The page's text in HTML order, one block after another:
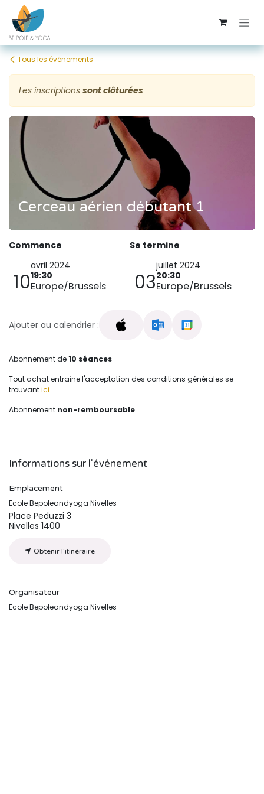
Se rendre au contenu
Tous les événements
Les inscriptions sont clôturées
Cerceau aérien débutant 1
Commence
10
avril 2024
19:30
Europe/Brussels
Se termine
03
juillet 2024
20:30
Europe/Brussels
Ajouter au calendrier :
Abonnement de10 séances
Tout achat entraîne l'acceptation des conditions générales se
trouvantici.
Abonnement non-remboursable.
Informations sur l'événement
Emplacement
Ecole Bepoleandyoga Nivelles
Place Peduzzi 3
Nivelles 1400
Obtenir l'itinéraire
Organisateur
Ecole Bepoleandyoga Nivelles